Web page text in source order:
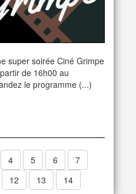
super soirée Ciné Grimpe
de 16h00 au
le programme (...)
4 5 6
7
12 13 14